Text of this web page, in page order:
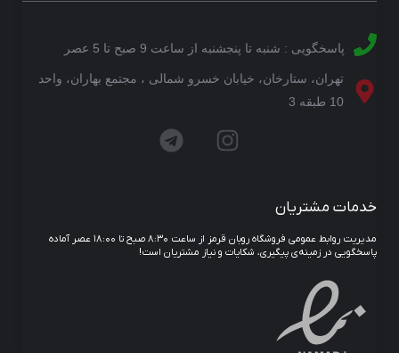
پاسخگویی : شنبه تا پنجشنبه از ساعت 9 صبح تا 5 عصر
تهران، ستارخان، خیابان خسرو شمالی ، مجتمع بهاران، واحد
10 طبقه 3
خدمات مشتریان
مدیریت روابط عمومی فروشگاه روبان قرمز از ساعت ۸:۳۰ صبح تا ۱۸:۰۰ عصر آماده
پاسخگویی در زمینه‌ی پیگیری، شکایات و نیاز مشتریان است!